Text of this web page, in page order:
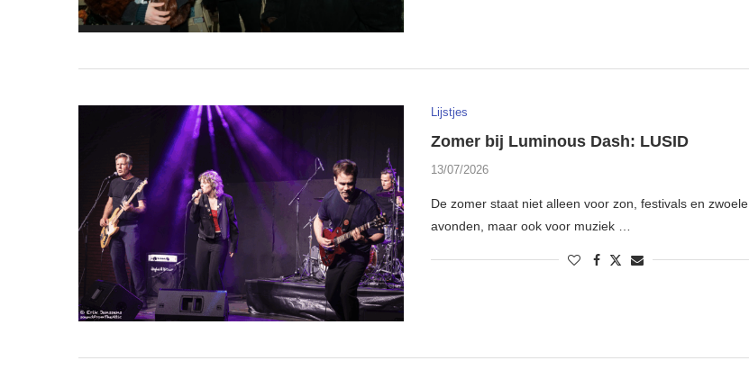
Lijstjes
Zomer bij Luminous Dash: LUSID
13/07/2026
De zomer staat niet alleen voor zon, festivals en zwoele
avonden, maar ook voor muziek …